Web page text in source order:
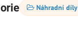
Náhradní díly